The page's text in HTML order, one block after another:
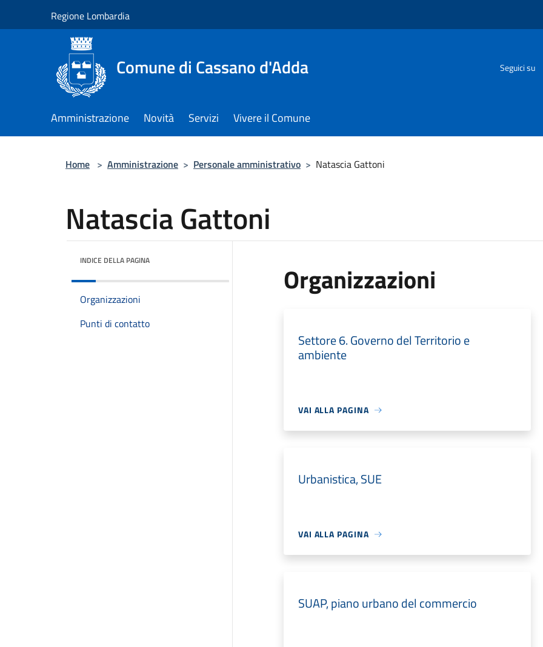
Regione Lombardia
Comune di Cassano d'Adda Seguici su
Amministrazione Novità Servizi Vivere il Comune
Home > Amministrazione > Personale amministrativo > Natascia Gattoni
Natascia Gattoni
INDICE DELLA PAGINA
Organizzazioni
Punti di contatto
Organizzazioni
Settore 6. Governo del Territorio e
ambiente
VAI ALLA PAGINA
Urbanistica, SUE
VAI ALLA PAGINA
SUAP, piano urbano del commercio